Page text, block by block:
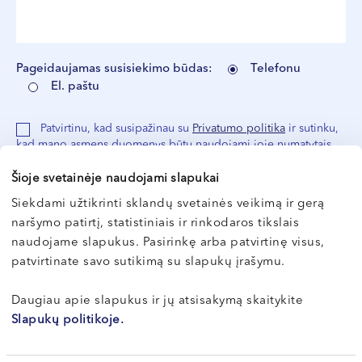
Šioje svetainėje naudojami slapukai
Siekdami užtikrinti sklandų svetainės veikimą ir gerą
naršymo patirtį, statistiniais ir rinkodaros tikslais
naudojame slapukus. Pasirinkę arba patvirtinę visus,
patvirtinate savo sutikimą su slapukų įrašymu.
Daugiau apie slapukus ir jų atsisakymą skaitykite
Slapukų politikoje.
Pageidaujamas susisiekimo būdas:
Telefonu
El. paštu
Patvirtinu, kad susipažinau su Privatumo politika ir sutinku,
kad mano asmens duomenys būtų naudojami joje numatytais
Kodėl verta rinktis „Northway“
medicinos centrus